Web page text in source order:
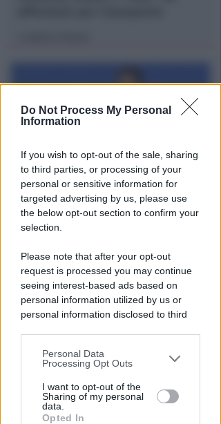
Do Not Process My Personal
Information
If you wish to opt-out of the sale, sharing
to third parties, or processing of your
personal or sensitive information for
targeted advertising by us, please use
the below opt-out section to confirm your
selection.
Please note that after your opt-out
request is processed you may continue
seeing interest-based ads based on
personal information utilized by us or
personal information disclosed to third
You may separately opt-out of the further
disclosure of your personal information
by third parties on the IAB’s list of
downstream participants.
Personal Data
Processing Opt Outs
I want to opt-out of the
Sharing of my personal
data.
Opted In
"SCEMPIO INTOLLERABILE"
Piano Spiaggia. Spina (FdI):
cemento e spese in più per i
diRedazione